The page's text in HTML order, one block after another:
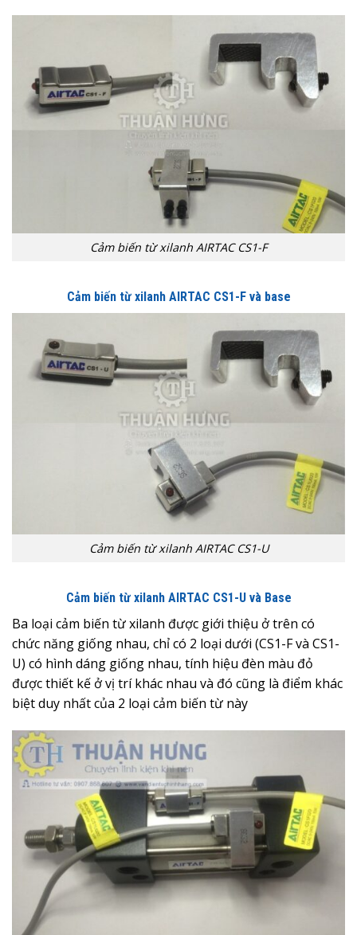
Cảm biến từ xilanh AIRTAC CS1-F
Cảm biến từ xilanh AIRTAC CS1-F và base
Cảm biến từ xilanh AIRTAC CS1-U
Cảm biến từ xilanh AIRTAC CS1-U và Base
Ba loại cảm biến từ xilanh được giới thiệu ở trên có
chức năng giống nhau, chỉ có 2 loại dưới (CS1-F và CS1-
U) có hình dáng giống nhau, tính hiệu đèn màu đỏ
được thiết kế ở vị trí khác nhau và đó cũng là điểm khác
biệt duy nhất của 2 loại cảm biến từ này